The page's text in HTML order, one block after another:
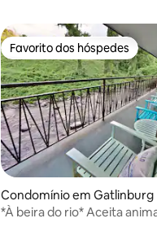
Favorito dos hóspedes
Favorito dos hóspedes
Condomínio em Gatlinburg
*À beira do rio* Aceita